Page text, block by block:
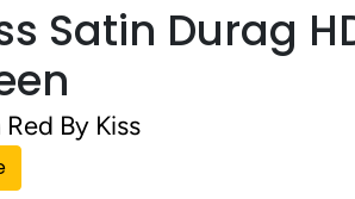
Satin Durag
By Kiss